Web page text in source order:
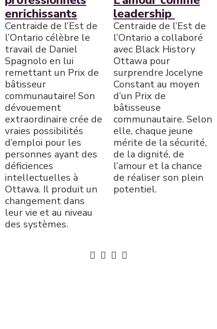
enrichissants
Centraide de l’Est de
l’Ontario célèbre le
travail de Daniel
Spagnolo en lui
remettant un Prix de
bâtisseur
communautaire! Son
dévouement
extraordinaire crée de
vraies possibilités
d’emploi pour les
personnes ayant des
déficiences
intellectuelles à
Ottawa. Il produit un
changement dans
leur vie et au niveau
des systèmes.
leadership
Centraide de l’Est de
l’Ontario a collaboré
avec Black History
Ottawa pour
surprendre Jocelyne
Constant au moyen
d’un Prix de
bâtisseuse
communautaire. Selon
elle, chaque jeune
mérite de la sécurité,
de la dignité, de
l’amour et la chance
de réaliser son plein
potentiel.